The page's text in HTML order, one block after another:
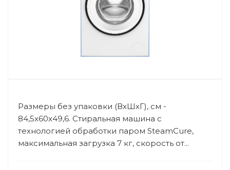
Размеры без упаковки (ВхШхГ), см -
84,5x60x49,6. Стиральная машина с
технологией обработки паром SteamCure,
максимальная загрузка 7 кг, скорость от...